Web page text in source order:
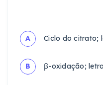
A Ciclo do citrato;
B β-oxidação;